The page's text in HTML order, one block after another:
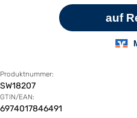
Produktnummer:
SW18207
GTIN/EAN:
6974017846491